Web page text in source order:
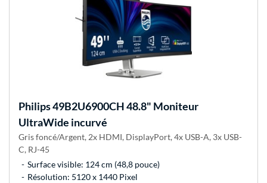
Philips49B2U6900CH 48.8" Moniteur
UltraWide incurvé
Gris foncé/Argent, 2x HDMI, DisplayPort, 4x USB-A, 3x USB-
C, RJ-45
Surface visible: 124 cm (48,8 pouce)
Résolution: 5120 x 1440 Pixel